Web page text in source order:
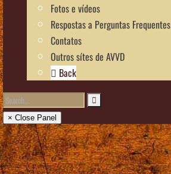
Fotos e vídeos
Respostas a Perguntas Frequentes
Contatos
Outros sítes de AVVD
Back
× Close Panel